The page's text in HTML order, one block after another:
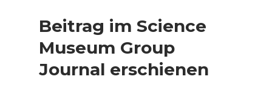
Beitrag im Science
Museum Group
Journal erschienen